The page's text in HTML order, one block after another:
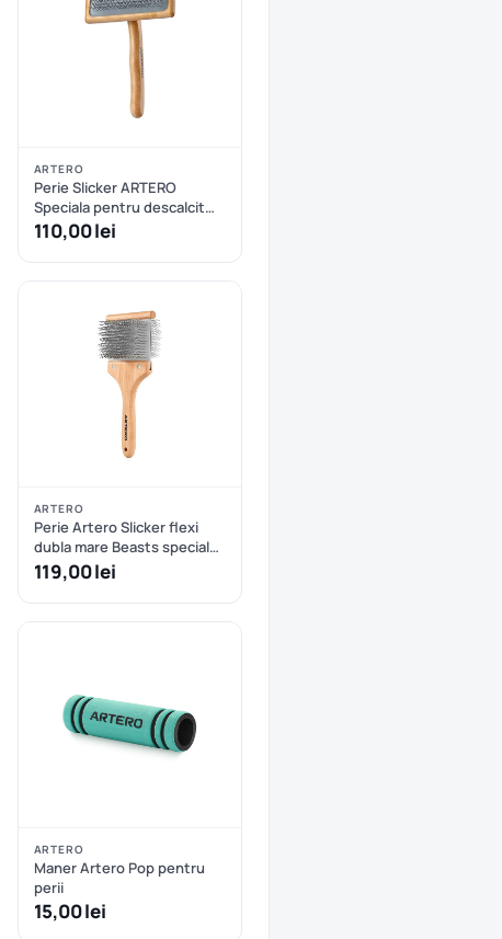
ARTERO
Perie Slicker ARTERO
Speciala pentru descalcit
Nature Collection
110,00 lei
ARTERO
Perie Artero Slicker flexi
dubla mare Beasts speciala
pentru calti L
119,00 lei
ARTERO
Maner Artero Pop pentru
perii
15,00 lei